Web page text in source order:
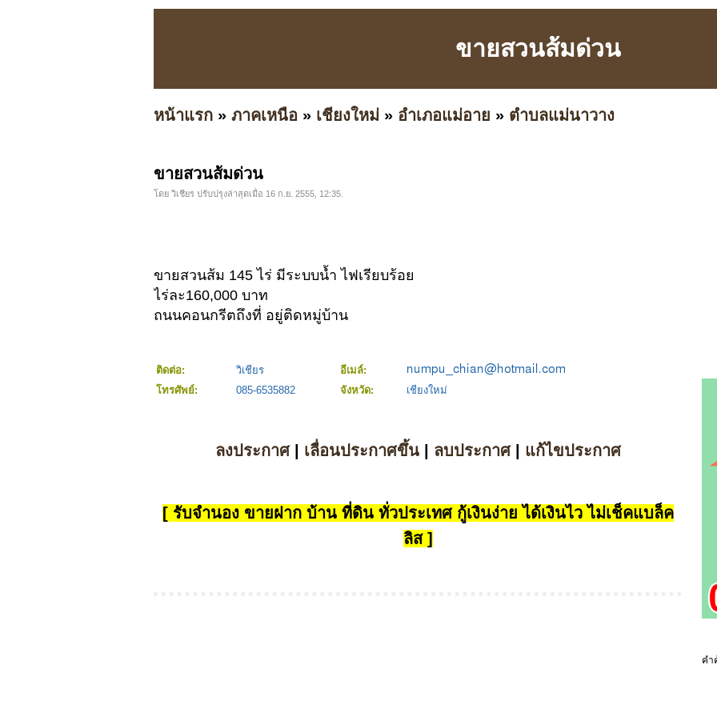
ขายสวนส้มด่วน
หน้าแรก » ภาคเหนือ » เชียงใหม่ » อำเภอแม่อาย » ตำบลแม่นาวาง
ขายสวนส้มด่วน
โดย วิเชียร ปรับปรุงล่าสุดเมื่อ 16 ก.ย. 2555, 12:35.
ขายสวนส้ม 145 ไร่ มีระบบน้ำ ไฟเรียบร้อย
ไร่ละ160,000 บาท
ถนนคอนกรีตถึงที่ อยู่ติดหมู่บ้าน
ติดต่อ: วิเชียร
อีเมล์:
โทรศัพย์:
085-6535882 จังหวัด: เชียงใหม่
ลงประกาศ| เลื่อนประกาศขึ้น| ลบประกาศ| แก้ไขประกาศ
[ รับจำนอง ขายฝาก บ้าน ที่ดิน ทั่วประเทศ กู้เงินง่าย ได้เงินไว ไม่เช็คแบล็ค
ลิส ]
คำ